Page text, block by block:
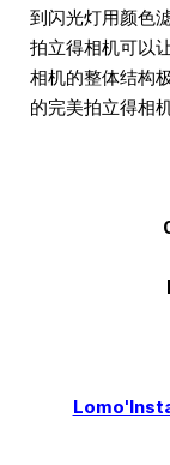
到闪光灯用颜色
拍立得相机可以
相机的整体结构
的完美拍立得相机